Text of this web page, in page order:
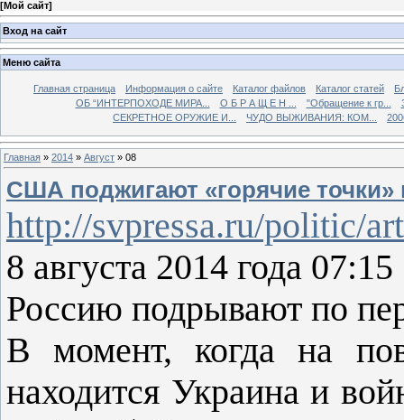
[Мой сайт]
Вход на сайт
Меню сайта
Главная страница Информация о сайте Каталог файлов Каталог статей
ОБ “ИНТЕРПОХОДЕ МИРА...
О Б Р А Щ Е Н ... "Обращение к гр...
СЕКРЕТНОЕ ОРУЖИЕ И...
ЧУДО ВЫЖИВАНИЯ: КОМ...
Главная » 2014 » Август » 08
США поджигают «горячие
http://svpressa.ru/politic/
8 августа 2014 года
Россию подрывают по
В момент, когда на
находится Украина и